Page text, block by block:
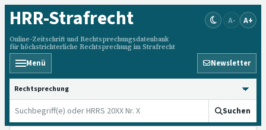
HRR-Strafrecht
Online-Zeitschrift und Rechtsprechungsdatenbank
für höchstrichterliche Rechtsprechung im Strafrecht
A- A+
Menü Newsletter
HRRS durchsuchen
Suchen